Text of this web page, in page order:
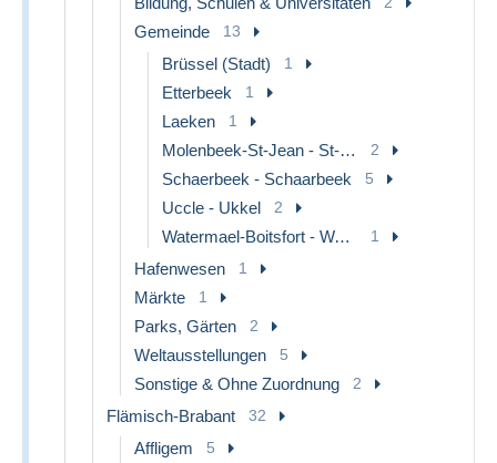
Gemeinde 13
Brüssel (Stadt) 1
Etterbeek 1
Laeken 1
Molenbeek-St-Jean - St-Jans-Molenbeek 2
Schaerbeek - Schaarbeek 5
Uccle - Ukkel 2
Watermael-Boitsfort - Watermaal-Bosvoorde 1
Hafenwesen 1
Märkte 1
Parks, Gärten 2
Weltausstellungen 5
Sonstige & Ohne Zuordnung 2
Flämisch-Brabant 32
Affligem 5